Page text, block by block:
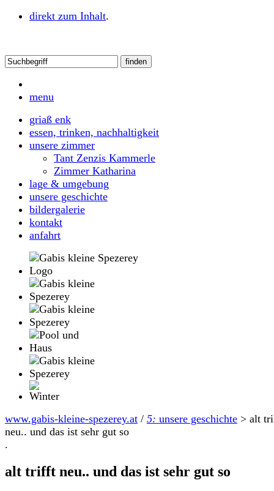
direkt zum Inhalt.
menu
griaß enk
essen, trinken, nachhaltigkeit
unsere zimmer
Tant Zenzis Kammerle
Zimmer Katharina
lage & umgebung
unsere geschichte
bildergalerie
kontakt
anfahrt
www.gabis-kleine-spezerey.at / 5: unsere geschichte > alt
neu.. und das ist sehr gut so
.
alt trifft neu.. und das ist sehr gut so